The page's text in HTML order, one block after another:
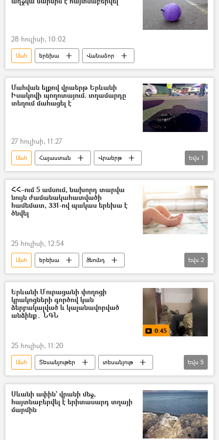
28 հուլիսի, 10:02
Մահ երեխա Վանաձոր
Մահվան ելքով վրաերթ Երևանի
Իսակովի պողոտայում. տղամարդը
տեղում մահացել է
27 հուլիսի, 11:27
Մահ Հայաստան
Վրաերթ
Երևան
Եվս 1
ՀՀ–ում 5 ամսում, նախորդ տարվա
նույն ժամանակահատվածի
համեմատ, 331-ով պակաս երեխա է
ծնվել
25 հուլիսի, 12:54
Մահ երեխա
ծնունդ
վիճակագրություն
Հայաստան
Եվս 2
Երևանի Մուրացանի փողոցի
կրակոցների գործով կան
ձերբակալված և կալանավորված
անձինք․ ՆԳՆ
0:45
25 հուլիսի, 11:20
Մահ Տեսանյութեր
տեսանյութ
կրակոց
Երևան
Ձերբակալություն
կալանք
Տուժածներ
Եվս 5
Սևանի ափին` վրանի մեջ,
հայտնաբերվել է երիտասարդ տղայի
մարմին